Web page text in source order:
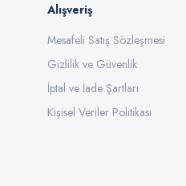
Alışveriş
Mesafeli Satış Sözleşmesi
Gizlilik ve Güvenlik
İptal ve İade Şartları
Kişisel Veriler Politikası